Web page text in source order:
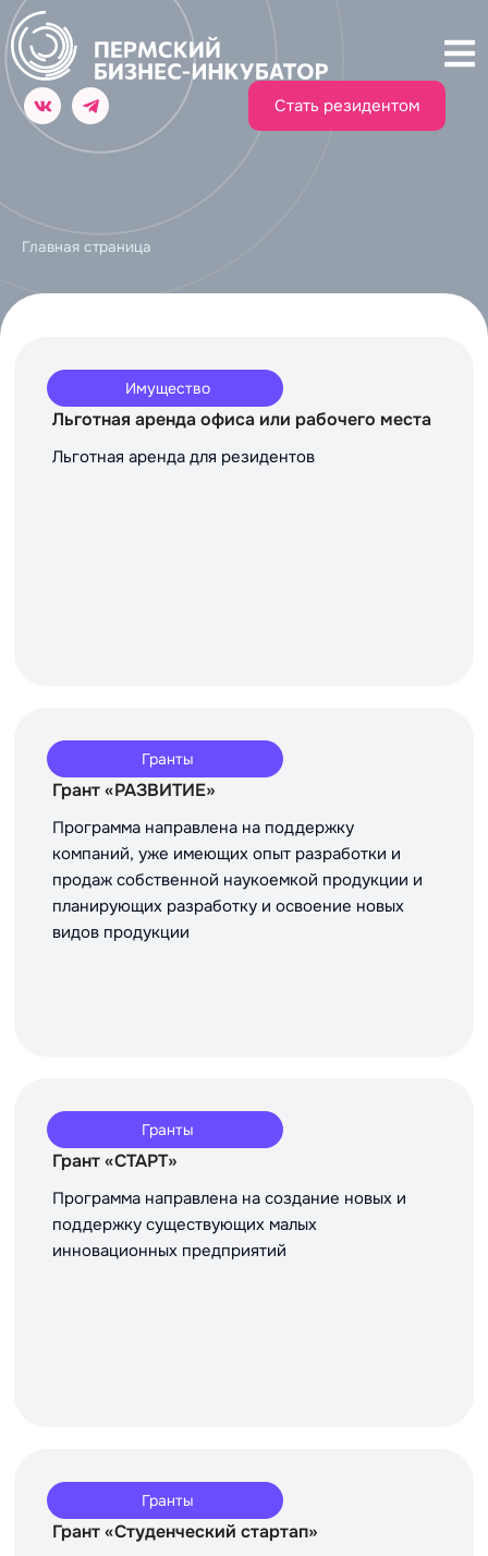
Стать резидентом
Главная страница
Имущество
Льготная аренда офиса или рабочего места
Льготная аренда для резидентов
Гранты
Грант «РАЗВИТИЕ»
Программа направлена на поддержку
компаний, уже имеющих опыт разработки и
продаж собственной наукоемкой продукции и
планирующих разработку и освоение новых
видов продукции
Гранты
Грант «СТАРТ»
Программа направлена на создание новых и
поддержку существующих малых
инновационных предприятий
Гранты
Грант «Студенческий стартап»